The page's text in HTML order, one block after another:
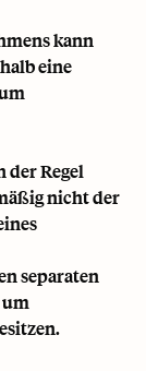
kann
eine
der Regel
nicht der
separaten